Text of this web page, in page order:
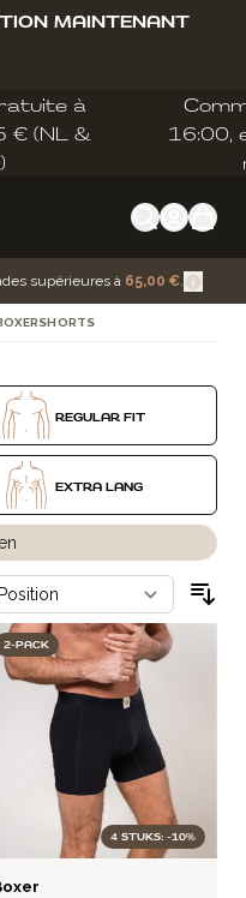
MAINTENANT
à
€ (NL &
16:00,
supérieures à 65,00 €.
REGULAR FIT
EXTRA LANG
2-PACK
4 STUKS: -10%